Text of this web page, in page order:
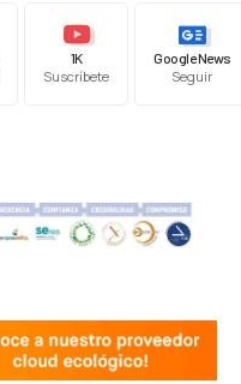
1K
Suscríbete
Google News
Seguir